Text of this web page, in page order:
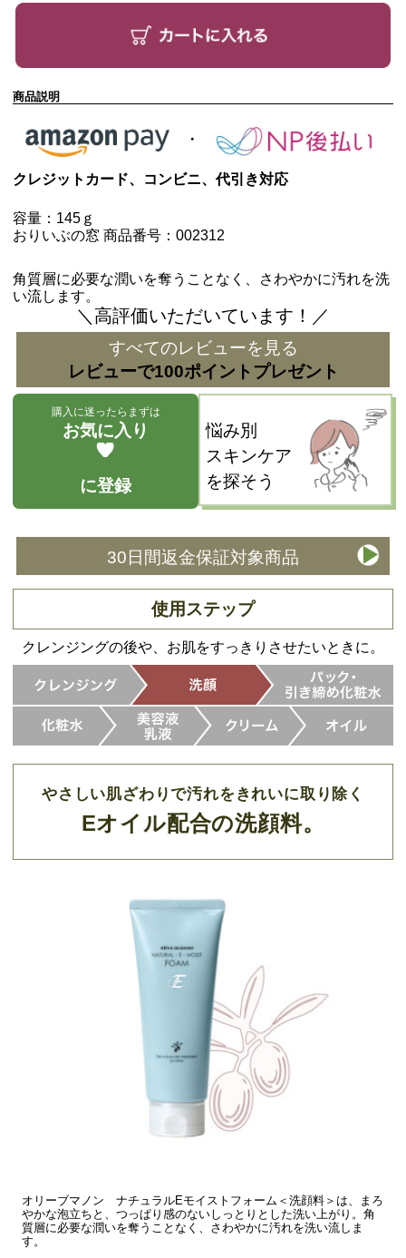
商品説明
クレジットカード、コンビニ、代引き対応
容量：145ｇ
おりいぶの窓 商品番号：002312
角質層に必要な潤いを奪うことなく、さわやかに汚れを洗
い流します。
＼高評価いただいています！／
すべてのレビューを見る
レビューで100ポイントプレゼント
購入に迷ったらまずは
お気に入り
に登録
悩み別
スキンケア
を探そう
30日間返金保証対象商品
使用ステップ
クレンジングの後や、お肌をすっきりさせたいときに。
やさしい肌ざわりで汚れをきれいに取り除く
Eオイル配合の洗顔料。
オリーブマノン ナチュラルEモイストフォーム＜洗顔料＞は、まろ
やかな泡立ちと、つっぱり感のないしっとりとした洗い上がり。角
質層に必要な潤いを奪うことなく、さわやかに汚れを洗い流しま
す。